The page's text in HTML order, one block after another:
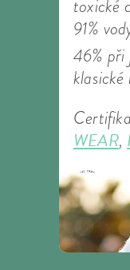
toxické
91%
46% při
klasické
WEAR,